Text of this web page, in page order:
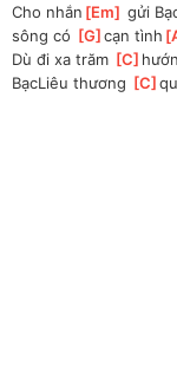
Cho nhắn [Em ] gửi
sông có [G ]
cạn tình [
Dù đi xa trăm [C ]
BạcLiêu thương [C ]